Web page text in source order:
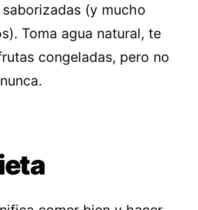
(y mucho
Toma agua natural, te
congeladas, pero no